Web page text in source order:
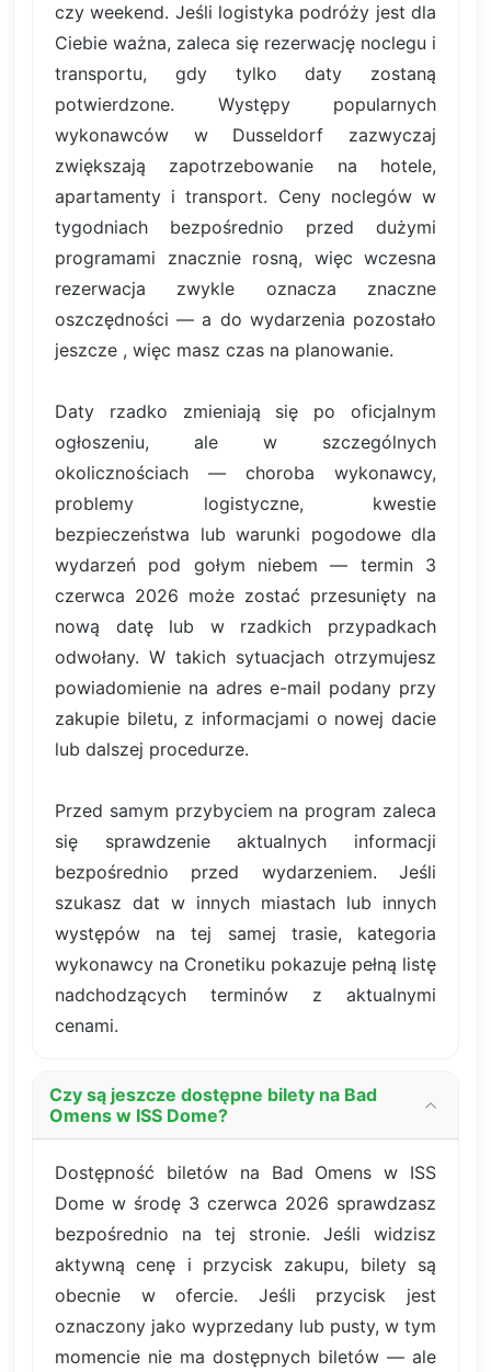
czy weekend. Jeśli logistyka podróży jest dla
Ciebie ważna, zaleca się rezerwację noclegu i
transportu, gdy tylko daty zostaną
potwierdzone. Występy popularnych
wykonawców w Dusseldorf zazwyczaj
zwiększają zapotrzebowanie na hotele,
apartamenty i transport. Ceny noclegów w
tygodniach bezpośrednio przed dużymi
programami znacznie rosną, więc wczesna
rezerwacja zwykle oznacza znaczne
oszczędności — a do wydarzenia pozostało
jeszcze , więc masz czas na planowanie.
Daty rzadko zmieniają się po oficjalnym
ogłoszeniu, ale w szczególnych
okolicznościach — choroba wykonawcy,
problemy logistyczne, kwestie
bezpieczeństwa lub warunki pogodowe dla
wydarzeń pod gołym niebem — termin 3
czerwca 2026 może zostać przesunięty na
nową datę lub w rzadkich przypadkach
odwołany. W takich sytuacjach otrzymujesz
powiadomienie na adres e-mail podany przy
zakupie biletu, z informacjami o nowej dacie
lub dalszej procedurze.
Przed samym przybyciem na program zaleca
się sprawdzenie aktualnych informacji
bezpośrednio przed wydarzeniem. Jeśli
szukasz dat w innych miastach lub innych
występów na tej samej trasie, kategoria
wykonawcy na Cronetiku pokazuje pełną listę
nadchodzących terminów z aktualnymi
cenami.
Czy są jeszcze dostępne bilety na Bad
Omens w ISS Dome?
Dostępność biletów na Bad Omens w ISS
Dome w środę 3 czerwca 2026 sprawdzasz
bezpośrednio na tej stronie. Jeśli widzisz
aktywną cenę i przycisk zakupu, bilety są
obecnie w ofercie. Jeśli przycisk jest
oznaczony jako wyprzedany lub pusty, w tym
momencie nie ma dostępnych biletów — ale